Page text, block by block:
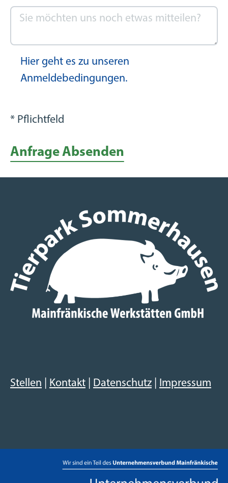
Hier geht es zu unseren
Anmeldebedingungen.
* Pflichtfeld
Anfrage Absenden
Stellen Kontakt Datenschutz Impressum